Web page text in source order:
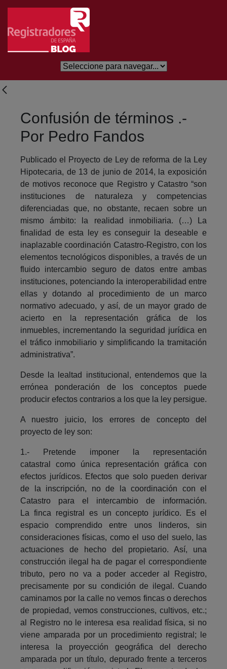
Eduki nagusira joan
Confusión de términos .-
Por Pedro Fandos
Publicado el Proyecto de Ley de reforma de la Ley
Hipotecaria, de 13 de junio de 2014, la exposición
de motivos reconoce que Registro y Catastro “son
instituciones de naturaleza y competencias
diferenciadas que, no obstante, recaen sobre un
mismo ámbito: la realidad inmobiliaria. (…) La
finalidad de esta ley es conseguir la deseable e
inaplazable coordinación Catastro-Registro, con los
elementos tecnológicos disponibles, a través de un
fluido intercambio seguro de datos entre ambas
instituciones, potenciando la interoperabilidad entre
ellas y dotando al procedimiento de un marco
normativo adecuado, y así, de un mayor grado de
acierto en la representación gráfica de los
inmuebles, incrementando la seguridad jurídica en
el tráfico inmobiliario y simplificando la tramitación
administrativa”.
Desde la lealtad institucional, entendemos que la
errónea ponderación de los conceptos puede
producir efectos contrarios a los que la ley persigue.
A nuestro juicio, los errores de concepto del
proyecto de ley son:
1.- Pretende imponer la representación
catastral como única representación gráfica con
efectos jurídicos. Efectos que solo pueden derivar
de la inscripción, no de la coordinación con el
Catastro para el intercambio de información.
La finca registral es un concepto jurídico. Es el
espacio comprendido entre unos linderos, sin
consideraciones físicas, como el uso del suelo, las
actuaciones de hecho del propietario. Así, una
construcción ilegal ha de pagar el correspondiente
tributo, pero no va a poder acceder al Registro,
precisamente por su condición de ilegal. Cuando
caminamos por la calle no vemos fincas o derechos
de propiedad, vemos construcciones, cultivos, etc.;
al Registro no le interesa esa realidad física, si no
viene amparada por un procedimiento registral; le
interesa la proyección geográfica del derecho
amparada por un título, depurado frente a terceros